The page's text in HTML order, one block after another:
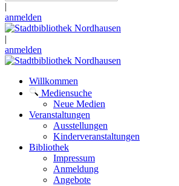
|
anmelden
|
anmelden
Willkommen
Mediensuche
Neue Medien
Veranstaltungen
Ausstellungen
Kinderveranstaltungen
Bibliothek
Impressum
Anmeldung
Angebote